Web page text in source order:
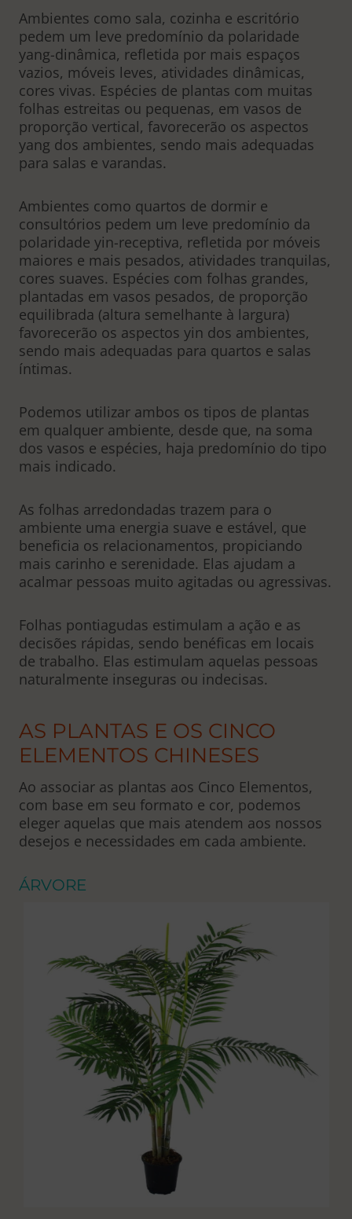
Ambientes como sala, cozinha e escritório
pedem um leve predomínio da polaridade
yang-dinâmica, refletida por mais espaços
vazios, móveis leves, atividades dinâmicas,
cores vivas. Espécies de plantas com muitas
folhas estreitas ou pequenas, em vasos de
proporção vertical, favorecerão os aspectos
yang dos ambientes, sendo mais adequadas
para salas e varandas.
Ambientes como quartos de dormir e
consultórios pedem um leve predomínio da
polaridade yin-receptiva, refletida por móveis
maiores e mais pesados, atividades tranquilas,
cores suaves. Espécies com folhas grandes,
plantadas em vasos pesados, de proporção
equilibrada (altura semelhante à largura)
favorecerão os aspectos yin dos ambientes,
sendo mais adequadas para quartos e salas
íntimas.
Podemos utilizar ambos os tipos de plantas
em qualquer ambiente, desde que, na soma
dos vasos e espécies, haja predomínio do tipo
mais indicado.
As folhas arredondadas trazem para o
ambiente uma energia suave e estável, que
beneficia os relacionamentos, propiciando
mais carinho e serenidade. Elas ajudam a
acalmar pessoas muito agitadas ou agressivas.
Folhas pontiagudas estimulam a ação e as
decisões rápidas, sendo benéficas em locais
de trabalho. Elas estimulam aquelas pessoas
naturalmente inseguras ou indecisas.
AS PLANTAS E OS CINCO
ELEMENTOS CHINESES
Ao associar as plantas aos Cinco Elementos,
com base em seu formato e cor, podemos
eleger aquelas que mais atendem aos nossos
desejos e necessidades em cada ambiente.
ÁRVORE